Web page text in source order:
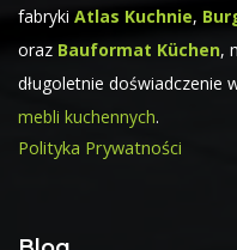
fabryki Atlas Kuchnie,
oraz Bauformat Küchen,
długoletnie doświadczenie
mebli kuchennych.
Polityka Prywatności